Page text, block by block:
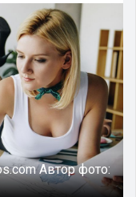
Автор фото: